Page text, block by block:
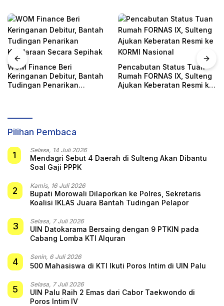
WOM Finance Beri
Keringanan Debitur, Bantah
Tudingan Penarikan
Pencabutan Status Tuan
Rumah FORNAS IX, Sulteng
Ajukan Keberatan Resmi ke
Pilihan Pembaca
1 Selasa, 14 Juli 2026
Mendagri Sebut 4 Daerah di Sulteng Akan Dibantu
Soal Gaji PPPK
2 Kamis, 16 Juli 2026
Bupati Morowali Dilaporkan ke Polres, Sekretaris
Koalisi IKLAS Juara Bantah Tudingan Pelapor
3 Selasa, 7 Juli 2026
UIN Datokarama Bersaing dengan 9 PTKIN pada
Cabang Lomba KTI Alquran
4 Senin, 6 Juli 2026
500 Mahasiswa di KTI Ikuti Poros Intim di UIN Palu
5 Selasa, 7 Juli 2026
UIN Palu Raih 2 Emas dari Cabor Taekwondo di
Poros Intim IV